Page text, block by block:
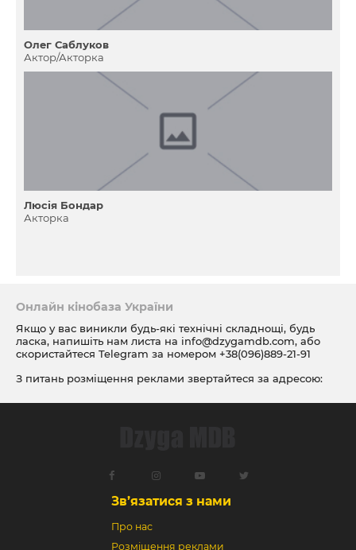
Олег Саблуков
Актор/Акторка
Люсія Бондар
Акторка
Онлайн кінобаза України
Якщо у вас виникли будь-які технічні складнощі, будь
ласка, напишіть нам листа на info@dzygamdb.com, або
скористайтеся Telegram за номером +38(096)889-21-91
З питань розміщення реклами звертайтеся за адресою:
посиланням
Зв’язатися з нами
Про нас
Розміщення реклами